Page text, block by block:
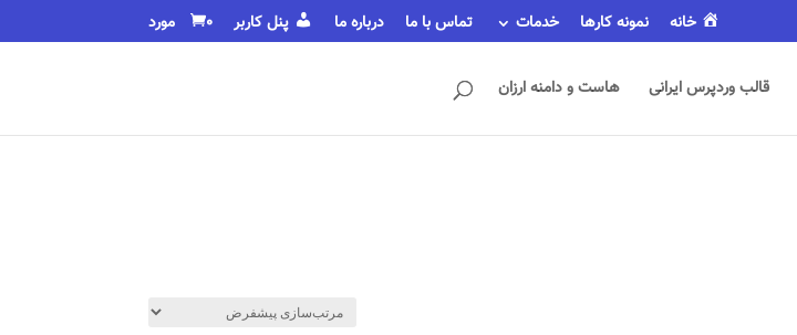
خانه نمونه کارها خدمات تماس با ما درباره ما پنل کاربر 0 مورد
قالب وردپرس ایرانی هاست و دامنه ارزان